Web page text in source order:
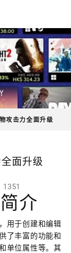
攻击力全面升级
面升级
1351
介
用于创建和编辑
了丰富的功能和
单位属性等。其